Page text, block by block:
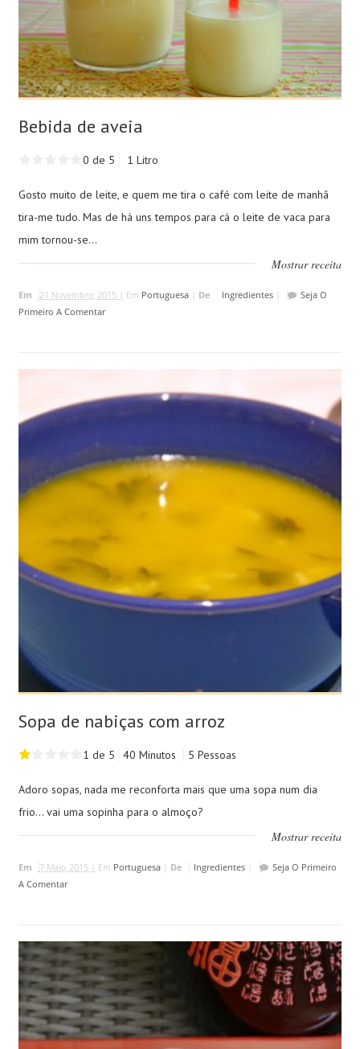
Bebida de aveia
0 de 5 1 Litro
Gosto muito de leite, e quem me tira o café com leite de manhã
tira-me tudo. Mas de há uns tempos para cá o leite de vaca para
mim tornou-se...
Mostrar receita
Em 21 Novembro, 2015 | Em Portuguesa| De Ingredientes|
Seja O
Primeiro A Comentar
Sopa de nabiças com arroz
1 de 5 40 Minutos 5 Pessoas
Adoro sopas, nada me reconforta mais que uma sopa num dia
frio... vai uma sopinha para o almoço?
Mostrar receita
Em 7 Maio, 2015 | Em Portuguesa| De Ingredientes|
Seja O Primeiro
A Comentar